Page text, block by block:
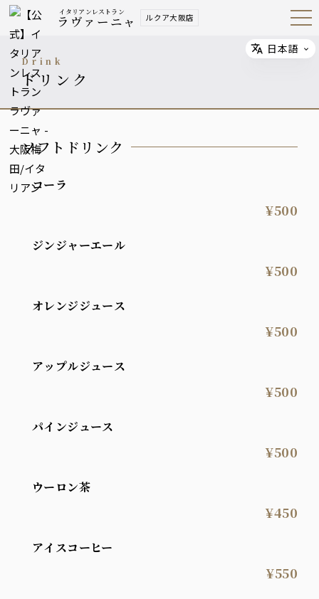
イタリアンレストラン
ラヴァーニャ ルクア大阪店 Open
Navig
drink
ドリンク
ソフトドリンク
コーラ
¥500
ジンジャーエール
¥500
オレンジジュース
¥500
アップルジュース
¥500
パインジュース
¥500
ウーロン茶
¥450
アイスコーヒー
¥550
Select
日本語